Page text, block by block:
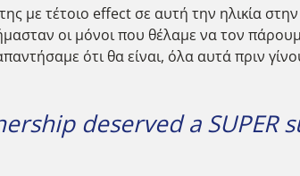
με τέτοιο effect σε αυτή την ηλικία
οι μόνοι που θέλαμε να τον
ότι θα είναι, όλα αυτά πριν
deserved a SUPER